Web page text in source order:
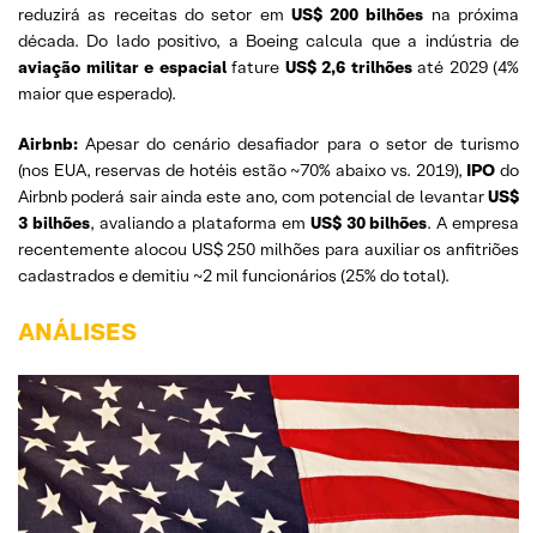
reduzirá as receitas do setor em US$ 200 bilhões na próxima
década. Do lado positivo, a Boeing calcula que a indústria de
aviação militar e espacialfature US$ 2,6 trilhõesaté 2029 (4%
maior que esperado).
Airbnb: Apesar do cenário desafiador para o setor de turismo
(nos EUA, reservas de hotéis estão ~70% abaixo vs. 2019), IPO do
Airbnb poderá sair ainda este ano, com potencial de levantarUS$
3 bilhões, avaliando a plataforma em US$ 30 bilhões. A empresa
recentemente alocou US$ 250 milhões para auxiliar os anfitriões
cadastrados e demitiu ~2 mil funcionários (25% do total).
ANÁLISES